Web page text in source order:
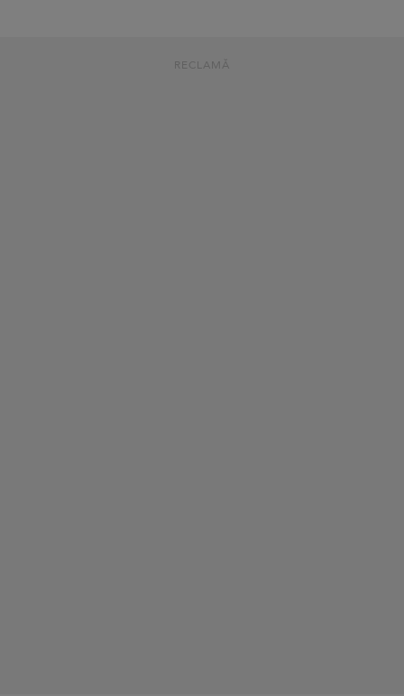
RECLAMĂ